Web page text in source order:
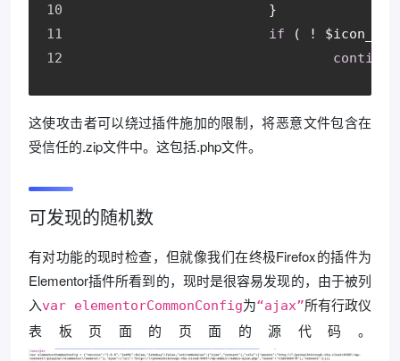
			}
if ( !
continue
这使攻击者可以绕过插件施加的限制，将恶意文件包含在
受信任的.zip文件中。这包括.php文件。
可发现的随机数
有对功能的现时检查，但就像我们在终极Firefox的插件为
Elementor插件所看到的，现时是很容易发现的，由于被列
入var elementorCommonConfig为“ajax”所有行政仪
表板页面的页面的源代码。